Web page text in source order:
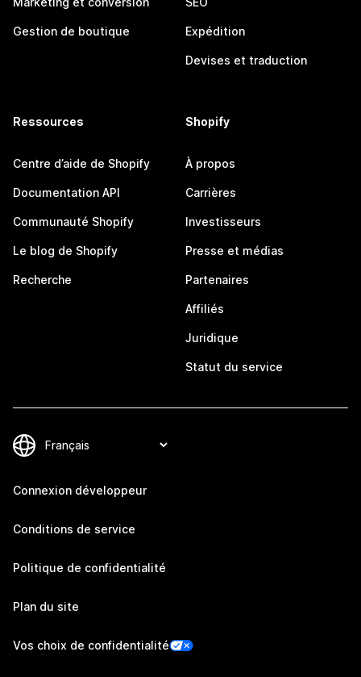
Gestion de boutique Expédition
Devises et traduction
Ressources
Centre d’aide de Shopify
Documentation API
Communauté Shopify
Le blog de Shopify
Recherche
Shopify
À propos
Carrières
Investisseurs
Presse et médias
Partenaires
Affiliés
Juridique
Statut du service
Connexion développeur
Conditions de service
Politique de confidentialité
Plan du site
Vos choix de confidentialité